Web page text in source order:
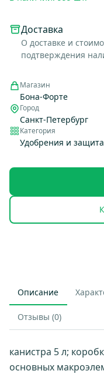
Доставка
О доставке и
подтверждения
Магазин
Бона-Форте
Город
Санкт-Петербург
Категория
Удобрения и
Описание
Отзывы (0)
канистра 5 л;
основных